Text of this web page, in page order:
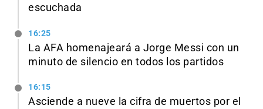
escuchada
16:25
La AFA homenajeará a Jorge Messi con un
minuto de silencio en todos los partidos
16:15
Asciende a nueve la cifra de muertos por el